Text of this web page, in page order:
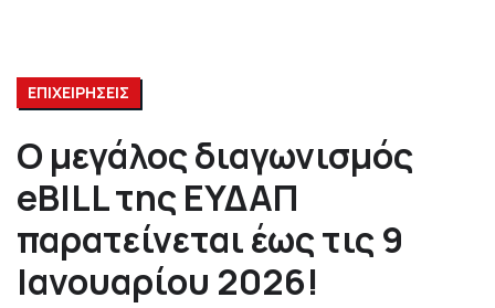
ΕΠΙΧΕΙΡΗΣΕΙΣ
Ο μεγάλος διαγωνισμός
eBILL της ΕΥΔΑΠ
παρατείνεται έως τις 9
Ιανουαρίου 2026!